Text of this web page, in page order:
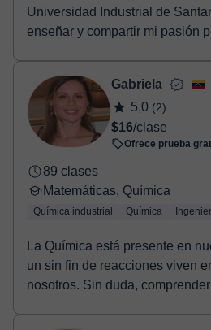
Universidad Industrial de
enseñar y compartir mi pasión
Gabriela
5,0 (2)
$16/clase
Ofrece prueba
89 clases
Matemáticas, Química
Química industrial Química
La Química está presente en
un sin fin de reacciones viven
nosotros. Sin duda,